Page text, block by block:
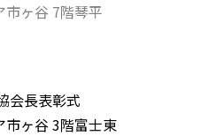
ヶ谷 7階琴平
会長表彰式
ヶ谷 3階富士東